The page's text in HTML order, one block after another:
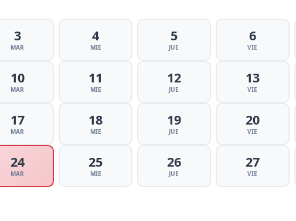
3
MAR
4
MIE
5
JUE
6
VIE
10
MAR
11
MIE
12
JUE
13
VIE
17
MAR
18
MIE
19
JUE
20
VIE
24
MAR
25
MIE
26
JUE
27
VIE